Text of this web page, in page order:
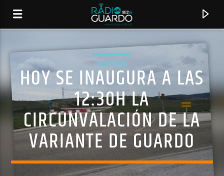
NOTICIAS
HOY SE INAUGURA A LAS
12:30H LA
CIRCUNVALACIÓN DE LA
VARIANTE DE GUARDO